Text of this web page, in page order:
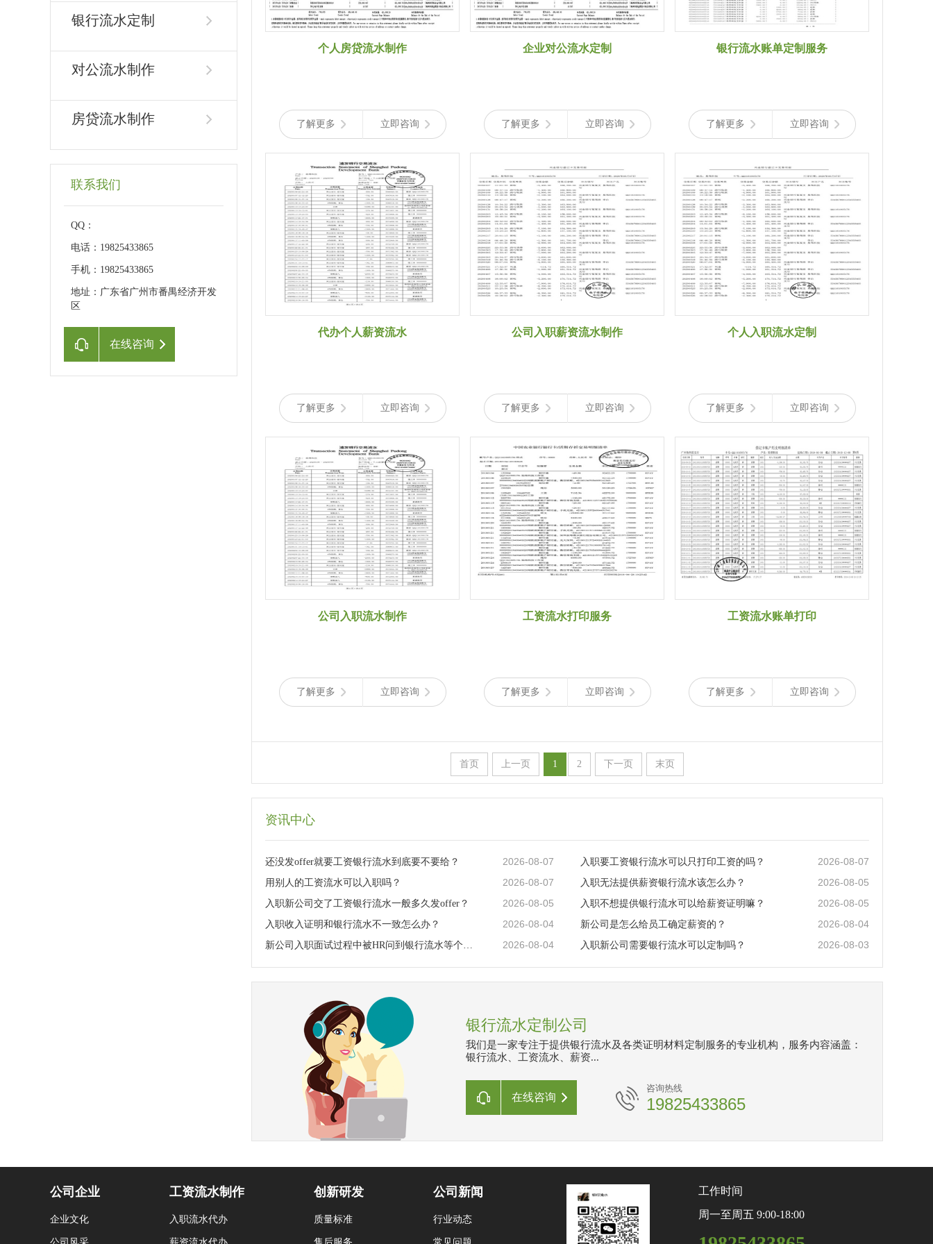
银行流水定制
对公流水制作
房贷流水制作
联系我们
QQ：
电话：19825433865
手机：19825433865
地址：广东省广州市番禺经济开发
区
在线咨询
个人房贷流水制作
了解更多 立即咨询
企业对公流水定制
了解更多 立即咨询
银行流水账单定制服务
了解更多 立即咨询
代办个人薪资流水
了解更多 立即咨询
公司入职薪资流水制作
了解更多 立即咨询
个人入职流水定制
了解更多 立即咨询
公司入职流水制作
了解更多 立即咨询
工资流水打印服务
了解更多 立即咨询
工资流水账单打印
了解更多 立即咨询
首页 上一页 1 2 下一页 末页
资讯中心
还没发offer就要工资银行流水到底要不要给？ 2026-08-07 入职要工资银行流水可以只打印工资的吗？ 2026-08-07
用别人的工资流水可以入职吗？ 2026-08-07 入职无法提供薪资银行流水该怎么办？ 2026-08-05
入职新公司交了工资银行流水一般多久发offer？ 2026-08-05 入职不想提供银行流水可以给薪资证明嘛？ 2026-08-05
入职收入证明和银行流水不一致怎么办？ 2026-08-04 新公司是怎么给员工确定薪资的？ 2026-08-04
新公司入职面试过程中被HR问到银行流水等个人隐私该怎么办？ 2026-08-04 入职新公司需要银行流水可以定制吗？ 2026-08-03
银行流水定制公司
我们是一家专注于提供银行流水及各类证明材料定制服务的专业机构，服务内容涵盖：
银行流水、工资流水、薪资...
在线咨询
咨询热线
19825433865
公司企业
企业文化
工资流水制作
入职流水代办
创新研发
质量标准
公司新闻
行业动态
工作时间
周一至周五 9:00-18:00